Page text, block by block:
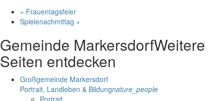
« Frauentagsfeier
Spielenachmittag »
Gemeinde MarkersdorfWeitere
Seiten entdecken
Großgemeinde Markersdorf
Portrait, Landleben & Bildungnature_people
Portrait